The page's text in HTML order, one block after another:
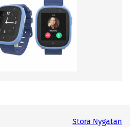
Stora Nygatan